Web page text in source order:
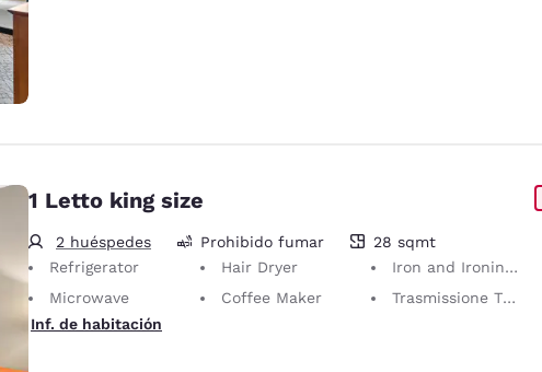
1 Letto king size
2 huéspedes
28 metros cuadrados
Prohibido fumar
28 sqmt
Refrigerator
Hair Dryer
Iron and Ironing Board
Microwave
Coffee Maker
Trasmissione TV wireless
Inf. de habitación